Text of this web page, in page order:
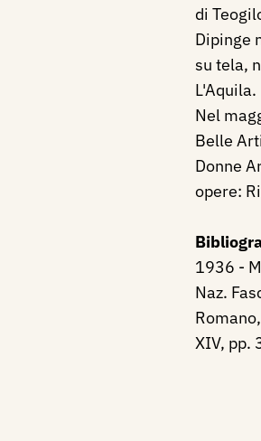
di
Dipinge
su tela,
L'Aquila.
Nel
Belle
Donne
opere:
1936 -
Naz.
XIV, pp.